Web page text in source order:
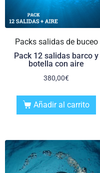
Packs salidas de buceo
Pack 12 salidas barco y
botella con aire
380,00€
Añadir al carrito